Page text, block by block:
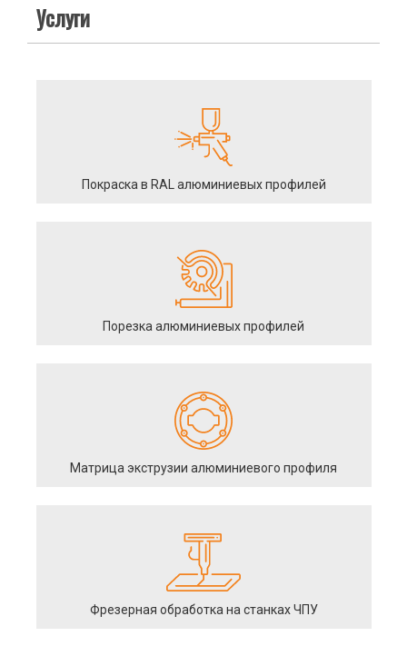
Услуги
Покраска в RAL алюминиевых профилей
Порезка алюминиевых профилей
Матрица экструзии алюминиевого профиля
Фрезерная обработка на станках ЧПУ